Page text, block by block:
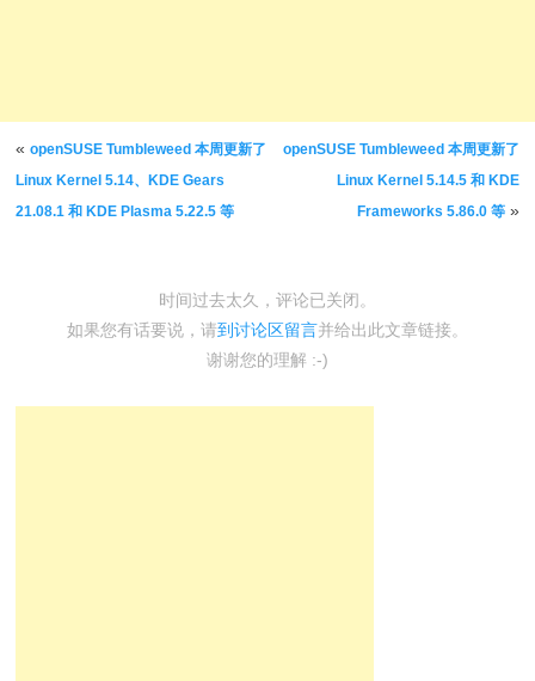
文章导航
«openSUSE Tumbleweed 本周更新了
Linux Kernel 5.14、KDE Gears
21.08.1 和 KDE Plasma 5.22.5 等
openSUSE Tumbleweed 本周更新了
Linux Kernel 5.14.5 和 KDE
Frameworks 5.86.0 等»
时间过去太久，评论已关闭。
如果您有话要说，请到讨论区留言并给出此文章链接。
谢谢您的理解 :-)